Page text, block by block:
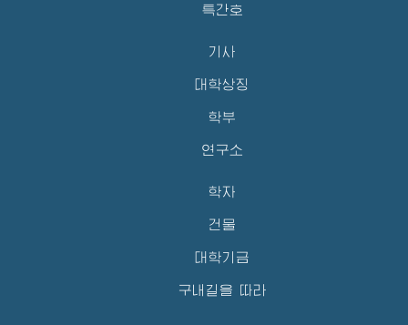
특간호
기사
대학상징
학부
연구소
학자
건물
대학기금
구내길을 따라